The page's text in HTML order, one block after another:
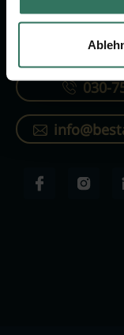
KONTAKTIEREN
030-